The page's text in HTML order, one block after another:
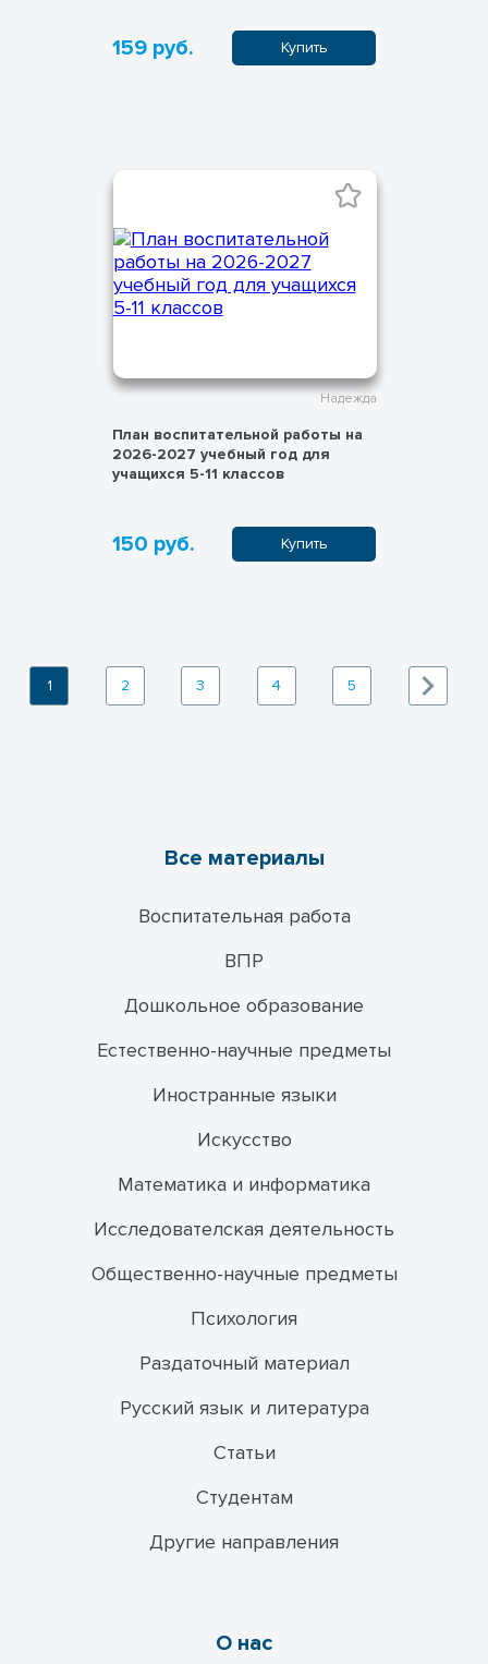
159 руб. Купить
Надежда
План воспитательной работы на
2026-2027 учебный год для
учащихся 5-11 классов
150 руб. Купить
1 2 3 4 5
Все материалы
Воспитательная работа
ВПР
Дошкольное образование
Естественно-научные предметы
Иностранные языки
Искусство
Математика и информатика
Исследователская деятельность
Общественно-научные предметы
Психология
Раздаточный материал
Русский язык и литература
Статьи
Студентам
Другие направления
О нас